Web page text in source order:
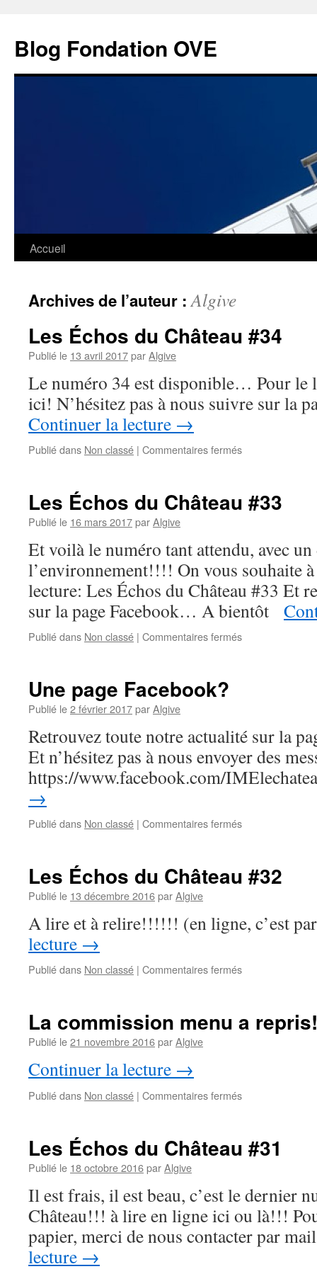
contenu
Blog Fondation OVE
Accueil
Archives de l’auteur :Algive
Les Échos du Château #34
Publié le 13 avril 2017parAlgive
Le numéro 34 est disponible… Pour le
ici! N’hésitez pas à nous suivre sur la
Continuer la lecture →
Publié dans Non classé | Commentaires ferméssur
Château
Les Échos du Château #33
Publié le 16 mars 2017parAlgive
Et voilà le numéro tant attendu, avec
l’environnement!!!! On vous souhaite
lecture: Les Échos du Château #33 Et
sur la page Facebook… A bientôt
Publié dans Non classé | Commentaires ferméssur
Une page Facebook?
Publié le2 février 2017parAlgive
Retrouvez toute notre actualité sur la
Et n’hésitez pas à nous envoyer des
https://www.facebook.com/
→
Publié dans Non classé | Commentaires ferméssur
Les Échos du Château #32
Publié le 13 décembre 2016parAlgive
A lire et à relire!!!!!! (en ligne, c’est
lecture →
Publié dans Non classé | Commentaires ferméssur
Château
La commission menu a
Publié le21 novembre 2016parAlgive
Continuer la lecture →
Publié dans Non classé | Commentaires ferméssur
Les Échos du Château #31
Publié le 18 octobre 2016parAlgive
Il est frais, il est beau, c’est le dernier
Château!!! à lire en ligne ici ou là!!!
papier, merci de nous contacter par
lecture →